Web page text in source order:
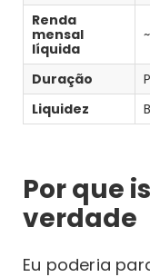
Renda
mensal
líquida
Duração
Liquidez
Por que
verdade
Eu poderia